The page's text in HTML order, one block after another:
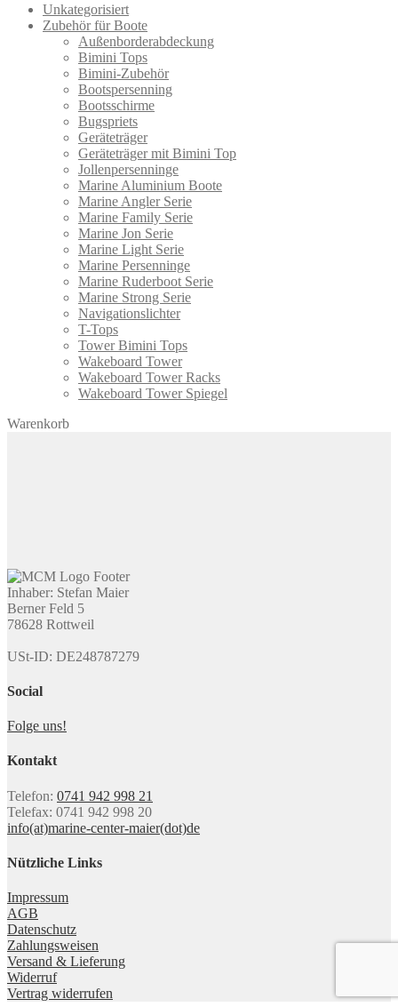
Unkategorisiert
Zubehör für Boote
Außenborderabdeckung
Bimini Tops
Bimini-Zubehör
Bootspersenning
Bootsschirme
Bugspriets
Geräteträger
Geräteträger mit Bimini Top
Jollenpersenninge
Marine Aluminium Boote
Marine Angler Serie
Marine Family Serie
Marine Jon Serie
Marine Light Serie
Marine Persenninge
Marine Ruderboot Serie
Marine Strong Serie
Navigationslichter
T-Tops
Tower Bimini Tops
Wakeboard Tower
Wakeboard Tower Racks
Wakeboard Tower Spiegel
Warenkorb
Inhaber: Stefan Maier
Berner Feld 5
78628 Rottweil
USt-ID: DE248787279
Social
Folge uns!
Kontakt
Telefon: 0741 942 998 21
Telefax: 0741 942 998 20
info(at)marine-center-maier(dot)de
Nützliche Links
Impressum
AGB
Datenschutz
Zahlungsweisen
Versand & Lieferung
Widerruf
Vertrag widerrufen